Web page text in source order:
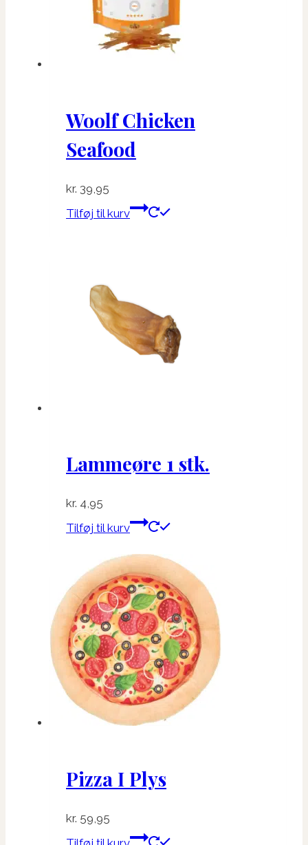
Woolf Chicken
Seafood
kr. 39,95
Tilføj til kurv
Lammeøre 1 stk.
kr. 4,95
Tilføj til kurv
Pizza I Plys
kr. 59,95